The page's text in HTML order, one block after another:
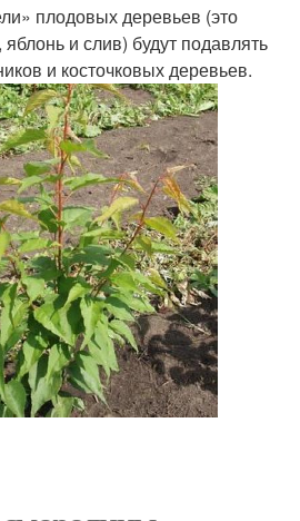
плодовых деревьев (это
и слив) будут подавлять
и косточковых деревьев.